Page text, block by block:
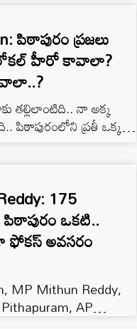
పిఠాపురం ప్రజలు
హీరో కావాలా?
తల్లిలాంటిది.. నా అక్క
పిఠాపురంలోని ప్రతీ ఒక్కరూ
హీరో కావాలా? లేకపోతే
చేసుకోవాలన్నారు
175
ఒకటి..
ఫోకస్ అవసరం
MP Mithun Reddy,
AP